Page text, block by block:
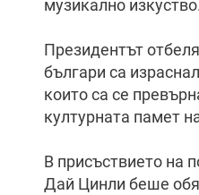
музикално изкуство.
Президентът
българи са
които са се
културната памет
В присъствието на
Дай Цинли беше